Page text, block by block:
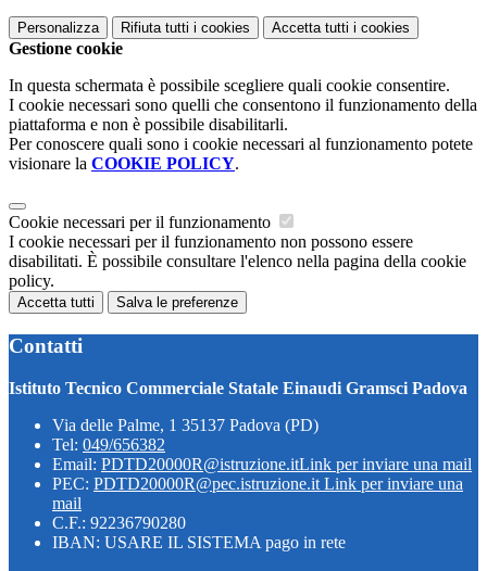
Personalizza Rifiuta tutti i cookies Accetta tutti i cookies
Gestione cookie
In questa schermata è possibile scegliere quali cookie consentire.
I cookie necessari sono quelli che consentono il funzionamento della
piattaforma e non è possibile disabilitarli.
Per conoscere quali sono i cookie necessari al funzionamento potete
visionare la COOKIE POLICY.
Cookie necessari per il funzionamento
I cookie necessari per il funzionamento non possono essere
disabilitati. È possibile consultare l'elenco nella pagina della cookie
policy.
Accetta tutti Salva le preferenze
Contatti
Istituto Tecnico Commerciale Statale Einaudi Gramsci Padova
Via delle Palme, 1 35137 Padova (PD)
Tel: 049/656382
Email: PDTD20000R@istruzione.itLink per inviare una mail
PEC: PDTD20000R@pec.istruzione.it Link per inviare una
mail
C.F.: 92236790280
IBAN: USARE IL SISTEMA pago in rete